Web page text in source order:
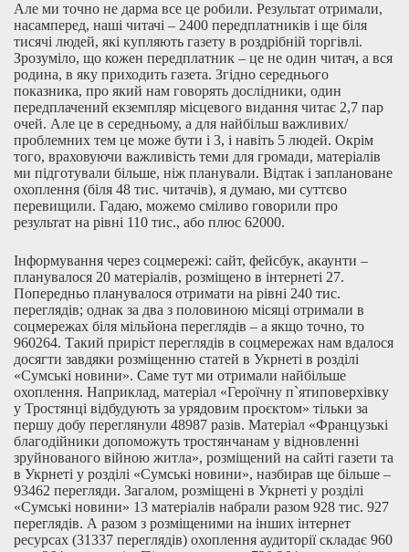
Але ми точно не дарма все це робили. Результат отримали,
насамперед, наші читачі – 2400 передплатників і ще біля
тисячі людей, які купляють газету в роздрібній торгівлі.
Зрозуміло, що кожен передплатник – це не один читач, а вся
родина, в яку приходить газета. Згідно середнього
показника, про який нам говорять дослідники, один
передплачений екземпляр місцевого видання читає 2,7 пар
очей. Але це в середньому, а для найбільш важливих/
проблемних тем це може бути і 3, і навіть 5 людей. Окрім
того, враховуючи важливість теми для громади, матеріалів
ми підготували більше, ніж планували. Відтак і заплановане
охоплення (біля 48 тис. читачів), я думаю, ми суттєво
перевищили. Гадаю, можемо сміливо говорили про
результат на рівні 110 тис., або плюс 62000.
Інформування через соцмережі: сайт, фейсбук, акаунти –
планувалося 20 матеріалів, розміщено в інтернеті 27.
Попередньо планувалося отримати на рівні 240 тис.
переглядів; однак за два з половиною місяці отримали в
соцмережах біля мільйона переглядів – а якщо точно, то
960264. Такий приріст переглядів в соцмережах нам вдалося
досягти завдяки розміщенню статей в Укрнеті в розділі
«Сумські новини». Саме тут ми отримали найбільше
охоплення. Наприклад, матеріал «Героїчну п`ятиповерхівку
у Тростянці відбудують за урядовим проєктом» тільки за
першу добу переглянули 48987 разів. Матеріал «Французькі
благодійники допоможуть тростянчанам у відновленні
зруйнованого війною житла», розміщений на сайті газети та
в Укрнеті у розділі «Сумські новини», назбирав ще більше –
93462 перегляди. Загалом, розміщені в Укрнеті у розділі
«Сумські новини» 13 матеріалів набрали разом 928 тис. 927
переглядів. А разом з розміщеними на інших інтернет
ресурсах (31337 переглядів) охоплення аудиторії складає 960